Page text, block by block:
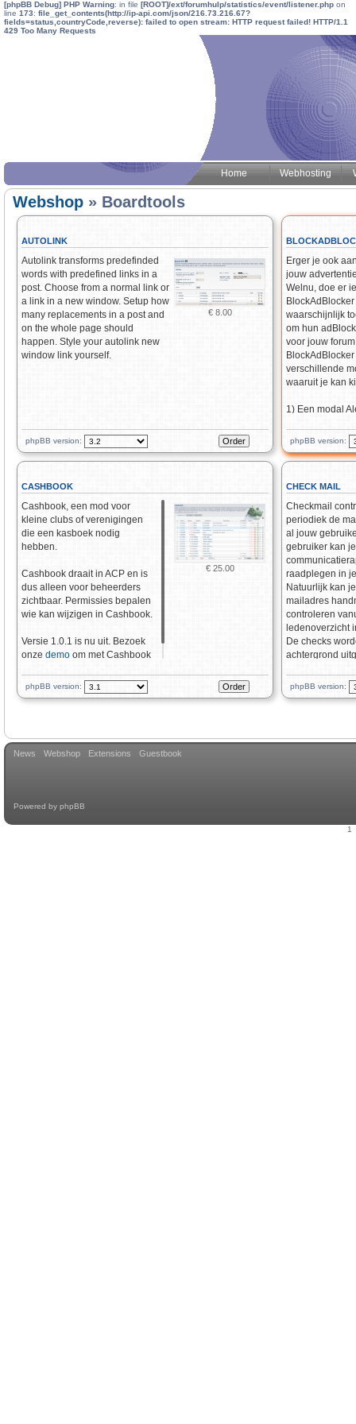
[phpBB Debug] PHP Warning: in file [ROOT]/ext/forumhulp/statistics/event/listener.php on
line 173: file_get_contents(http://ip-api.com/json/216.73.216.67?
fields=status,countryCode,reverse): failed to open stream: HTTP request failed! HTTP/1.1
429 Too Many Requests
Home Webhosting
Webshop » Boardtools
AUTOLINK
Autolink transforms predefinded
words with predefined links in a
post. Choose from a normal link or
a link in a new window. Setup how
many replacements in a post and
on the whole page should
happen. Style your autolink new
window link yourself.
€ 8.00
phpBB version:
Erger je ook
jouw
Welnu, doe er
waarschijnlijk
om hun
voor jouw
verschillende
waaruit je kan
1) Een modal
2) Antwoorden
worden
3) Terugtellen
samen met
phpBB version:
CASHBOOK
Cashbook, een mod voor
kleine clubs of verenigingen
die een kasboek nodig
hebben.
Cashbook draait in ACP en is
dus alleen voor beheerders
zichtbaar. Permissies bepalen
wie kan wijzigen in Cashbook.
Versie 1.0.1 is nu uit. Bezoek
onze demo om met Cashbook
€ 25.00
phpBB version:
CHECK MAIL
Checkmail
periodiek de
al jouw
gebruiker kan
raadplegen in je
Natuurlijk kan
mailadres
controleren
ledenoverzicht
De checks
achtergrond
phpBB version:
News Webshop Extensions Guestbook
Powered by phpBB
1